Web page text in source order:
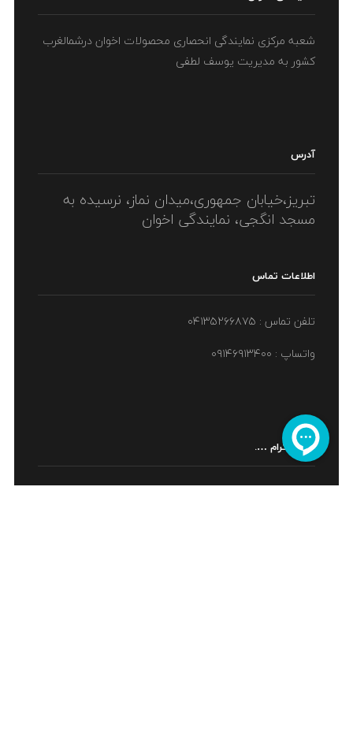
شعبه مرکزی نمایندگی انحصاری محصولات اخوان درشمالغرب
کشور به مدیریت یوسف لطفی
آدرس
تبریز،خیابان جمهوری،میدان نماز، نرسیده به
مسجد انگجی، نمایندگی اخوان
اطلاعات تماس
تلفن تماس : ۰۴۱۳۵۲۶۶۸۷۵
واتساپ : ۰۹۱۴۶۹۱۳۴۰۰
اینستاگرام ….
ما را در اینستاگرام دنبال کنید ....